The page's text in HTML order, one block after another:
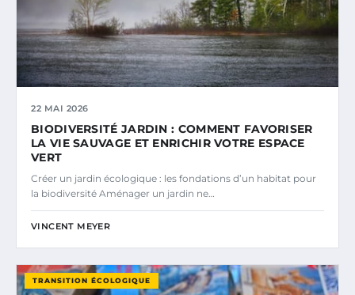
22 MAI 2026
BIODIVERSITÉ JARDIN : COMMENT FAVORISER
LA VIE SAUVAGE ET ENRICHIR VOTRE ESPACE
VERT
Créer un jardin écologique : les fondations d’un habitat pour
la biodiversité Aménager un jardin ne…
VINCENT MEYER
TRANSITION ÉCOLOGIQUE